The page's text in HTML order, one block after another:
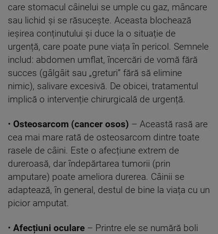
care stomacul câinelui se umple cu gaz, mâncare
sau lichid și se răsucește. Aceasta blochează
ieșirea conținutului și duce la o situație de
urgență, care poate pune viața în pericol. Semnele
includ: abdomen umflat, încercări de vomă fără
succes (gâlgâit sau „greturi” fără să elimine
nimic), salivare excesivă. De obicei, tratamentul
implică o intervenție chirurgicală de urgență.
• Osteosarcom (cancer osos) – Această rasă are
cea mai mare rată de osteosarcom dintre toate
rasele de câini. Este o afecțiune extrem de
dureroasă, dar îndepărtarea tumorii (prin
amputare) poate ameliora durerea. Câinii se
adaptează, în general, destul de bine la viața cu un
picior amputat.
• Afecțiuni oculare – Printre ele se numără boli